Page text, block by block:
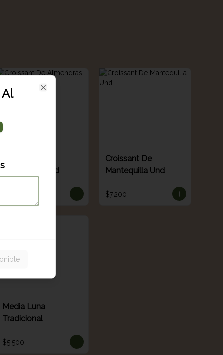
Almendras Und
Croissant De
Mantequilla Und
$7.200
Media Luna
Tradicional
$5.500